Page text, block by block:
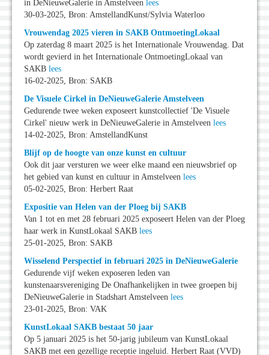
in DeNieuweGalerie in Amstelveen lees
30-03-2025, Bron: AmstellandKunst/Sylvia Waterloo
Vrouwendag 2025 vieren in SAKB OntmoetingLokaal
Op zaterdag 8 maart 2025 is het Internationale Vrouwendag. Dat
wordt gevierd in het Internationale OntmoetingLokaal van
SAKB lees
16-02-2025, Bron: SAKB
De Visuele Cirkel in DeNieuweGalerie Amstelveen
Gedurende twee weken exposeert kunstcollectief 'De Visuele
Cirkel' nieuw werk in DeNieuweGalerie in Amstelveen lees
14-02-2025, Bron: AmstellandKunst
Blijf op de hoogte van onze kunst en cultuur
Ook dit jaar versturen we weer elke maand een nieuwsbrief op
het gebied van kunst en cultuur in Amstelveen lees
05-02-2025, Bron: Herbert Raat
Expositie van Helen van der Ploeg bij SAKB
Van 1 tot en met 28 februari 2025 exposeert Helen van der Ploeg
haar werk in KunstLokaal SAKB lees
25-01-2025, Bron: SAKB
Wisselend Perspectief in februari 2025 in DeNieuweGalerie
Gedurende vijf weken exposeren leden van
kunstenaarsvereniging De Onafhankelijken in twee groepen bij
DeNieuweGalerie in Stadshart Amstelveen lees
23-01-2025, Bron: VAK
KunstLokaal SAKB bestaat 50 jaar
Op 5 januari 2025 is het 50-jarig jubileum van KunstLokaal
SAKB met een gezellige receptie ingeluid. Herbert Raat (VVD)